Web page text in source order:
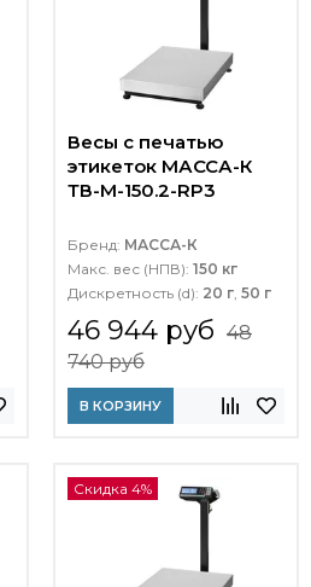
Весы с печатью
этикеток МАССА-К
ТВ-M-150.2-RP3
Бренд: МАССА-К
Макс. вес (НПВ): 150 кг
Дискретность (d): 20 г, 50 г
46 944 руб 48
740 руб
В КОРЗИНУ
Скидка 4%